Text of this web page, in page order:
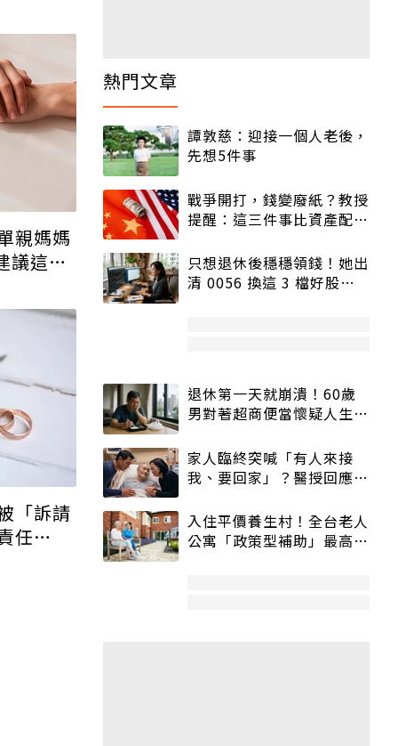
親媽媽
議這樣
「訴請
任
熱門文章
譚敦慈：迎接一個人老後，
先想5件事
戰爭開打，錢變廢紙？教授
提醒：這三件事比資產配置
只想退休後穩穩領錢！她出
清 0056 換這 3 檔好股：
退休第一天就崩潰！60歲
男對著超商便當懷疑人生
家人臨終突喊「有人來接
我、要回家」？醫授回應方
入住平價養生村！全台老人
公寓「政策型補助」最高打